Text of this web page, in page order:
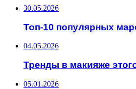
30.05.2026
Топ-10 популярных
04.05.2026
Тренды в макияже
05.01.2026